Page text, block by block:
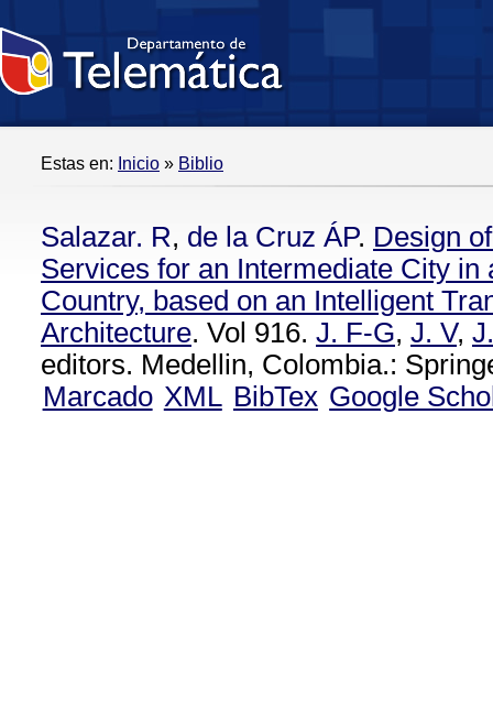
Estas en: Inicio » Biblio
Salazar. R, de la Cruz ÁP. Design
Services for an Intermediate City in
Country, based on an Intelligent
Architecture. Vol 916. J. F-G, J. V,
editors. Medellin, Colombia.:
Marcado XML BibTex Google